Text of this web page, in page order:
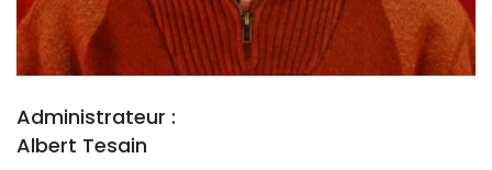
Administrateur :
Albert Tesain